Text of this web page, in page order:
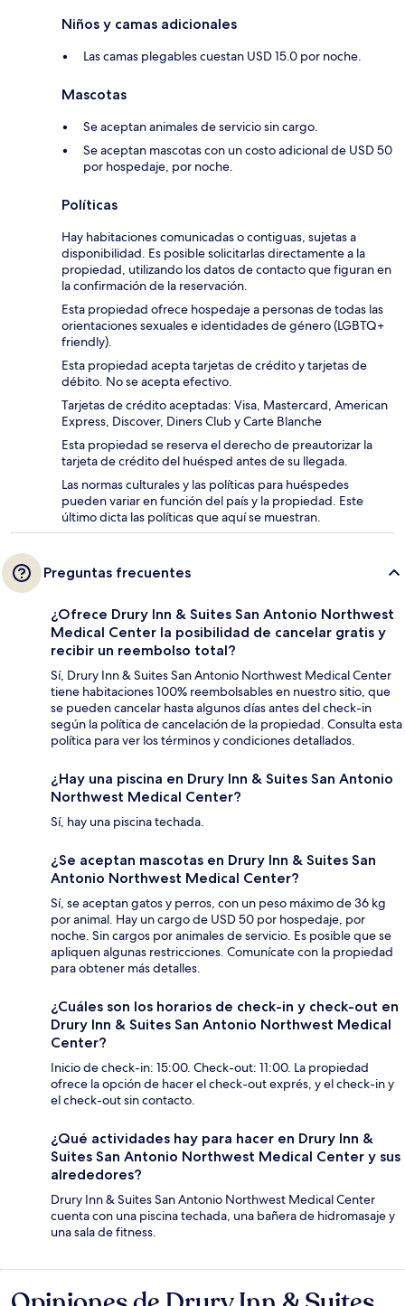
Niños y camas adicionales
Las camas plegables cuestan USD 15.0 por noche.
Mascotas
Se aceptan animales de servicio sin cargo.
Se aceptan mascotas con un costo adicional de USD 50
por hospedaje, por noche.
Políticas
Hay habitaciones comunicadas o contiguas, sujetas a
disponibilidad. Es posible solicitarlas directamente a la
propiedad, utilizando los datos de contacto que figuran en
la confirmación de la reservación.
Esta propiedad ofrece hospedaje a personas de todas las
orientaciones sexuales e identidades de género (LGBTQ+
friendly).
Esta propiedad acepta tarjetas de crédito y tarjetas de
débito. No se acepta efectivo.
Tarjetas de crédito aceptadas: Visa, Mastercard, American
Express, Discover, Diners Club y Carte Blanche
Esta propiedad se reserva el derecho de preautorizar la
tarjeta de crédito del huésped antes de su llegada.
Las normas culturales y las políticas para huéspedes
pueden variar en función del país y la propiedad. Este
último dicta las políticas que aquí se muestran.
Preguntas frecuentes
¿Ofrece Drury Inn & Suites San Antonio Northwest
Medical Center la posibilidad de cancelar gratis y
recibir un reembolso total?
Sí, Drury Inn & Suites San Antonio Northwest Medical Center
tiene habitaciones 100% reembolsables en nuestro sitio, que
se pueden cancelar hasta algunos días antes del check-in
según la política de cancelación de la propiedad. Consulta esta
política para ver los términos y condiciones detallados.
¿Hay una piscina en Drury Inn & Suites San Antonio
Northwest Medical Center?
Sí, hay una piscina techada.
¿Se aceptan mascotas en Drury Inn & Suites San
Antonio Northwest Medical Center?
Sí, se aceptan gatos y perros, con un peso máximo de 36 kg
por animal. Hay un cargo de USD 50 por hospedaje, por
noche. Sin cargos por animales de servicio. Es posible que se
apliquen algunas restricciones. Comunícate con la propiedad
para obtener más detalles.
¿Cuáles son los horarios de check-in y check-out en
Drury Inn & Suites San Antonio Northwest Medical
Center?
Inicio de check-in: 15:00. Check-out: 11:00. La propiedad
ofrece la opción de hacer el check-out exprés, y el check-in y
el check-out sin contacto.
¿Qué actividades hay para hacer en Drury Inn &
Suites San Antonio Northwest Medical Center y sus
alrededores?
Drury Inn & Suites San Antonio Northwest Medical Center
cuenta con una piscina techada, una bañera de hidromasaje y
una sala de fitness.
Opiniones